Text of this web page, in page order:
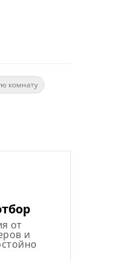
комнату
от
и